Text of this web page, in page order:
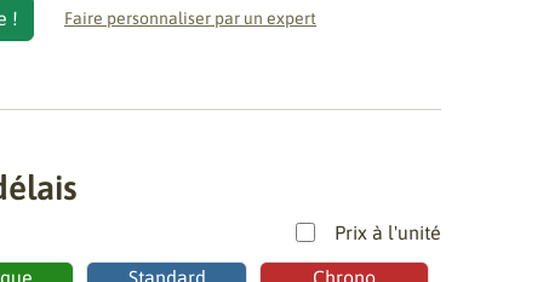
Faire personnaliser par un expert
!
Prix à l'unité
Standard Chrono